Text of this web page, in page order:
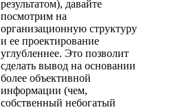
результатом), давайте
посмотрим на
организационную структуру
и ее проектирование
углубленнее. Это позволит
сделать вывод на основании
более объективной
информации (чем,
собственный небогатый